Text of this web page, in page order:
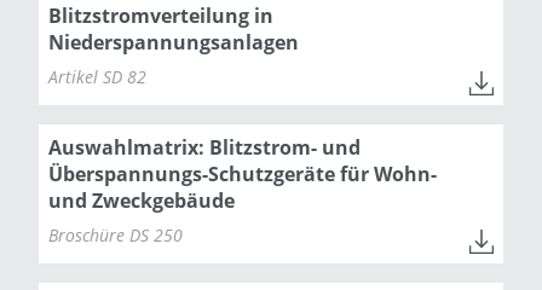
Blitzstromverteilung in
Niederspannungsanlagen
Artikel SD 82
Auswahlmatrix: Blitzstrom- und
Überspannungs-Schutzgeräte für Wohn-
und Zweckgebäude
Broschüre DS 250